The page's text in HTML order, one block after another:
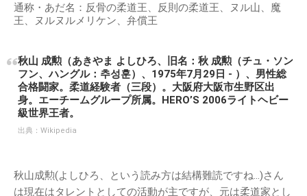
通称・あだ名：反骨の柔道王、反則の柔道王、ヌル山、魔
王、ヌルヌルメリケン、弁償王
秋山 成勲（あきやま よしひろ、旧名：秋 成勲（チュ・ソン
フン、ハングル：추성훈）、1975年7月29日 - ）、男性総
合格闘家。柔道経験者（三段）。大阪府大阪市生野区出
身。エーチームグループ所属。HERO’S 2006ライトヘビー
級世界王者。
出典： Wikipedia
秋山成勲(よしひろ、という読み方は結構難読ですね…)さん
は現在はタレントとしての活動が主ですが、元は柔道家とし